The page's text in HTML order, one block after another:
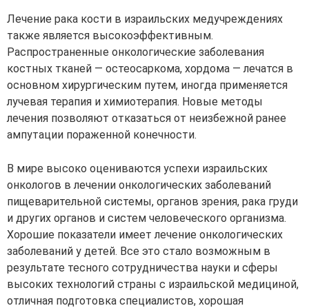
Лечение рака кости в израильских медучреждениях
также является высокоэффективным.
Распространенные онкологические заболевания
костных тканей — остеосаркома, хордома — лечатся в
основном хирургическим путем, иногда применяется
лучевая терапия и химиотерапия. Новые методы
лечения позволяют отказаться от неизбежной ранее
ампутации пораженной конечности.
В мире высоко оцениваются успехи израильских
онкологов в лечении онкологических заболеваний
пищеварительной системы, органов зрения, рака груди
и других органов и систем человеческого организма.
Хорошие показатели имеет лечение онкологических
заболеваний у детей. Все это стало возможным в
результате тесного сотрудничества науки и сферы
высоких технологий страны с израильской медициной,
отличная подготовка специалистов, хорошая